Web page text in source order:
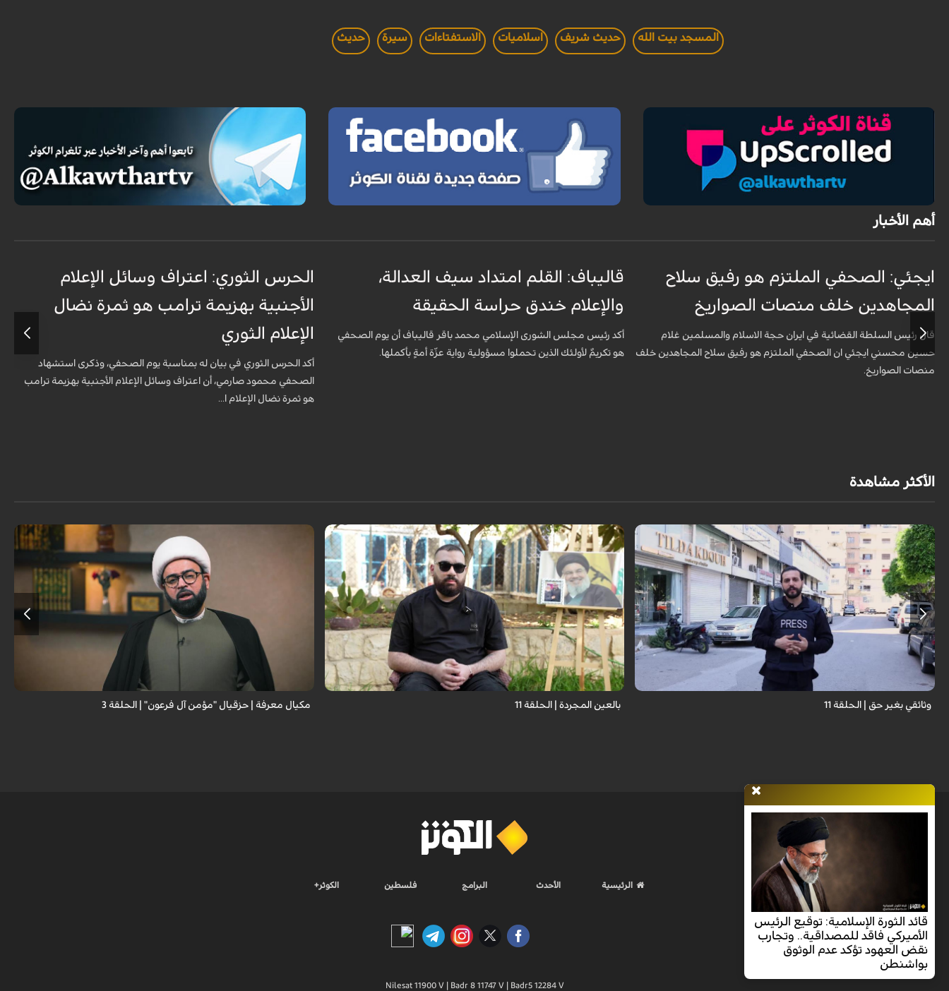
المسجد بيت الله حديث شريف اسلاميات الاستفتاءات سيرة حديث
أهم الأخبار
ايجئي: الصحفي الملتزم هو رفيق سلاح
المجاهدين خلف منصات الصواريخ
قال رئيس السلطة القضائية في ايران حجة الاسلام والمسلمين غلام
حسين محسني ايجئي ان الصحفي الملتزم هو رفيق سلاح المجاهدين خلف
منصات الصواريخ.
قاليباف: القلم امتداد سيف العدالة،
والإعلام خندق حراسة الحقيقة
أكد رئيس مجلس الشورى الإسلامي محمد باقر قاليباف أن يوم الصحفي
هو تكريمٌ لأولئك الذين تحملوا مسؤولية رواية عزّة أمةٍ بأكملها.
الحرس الثوري: اعتراف وسائل الإعلام
الأجنبية بهزيمة ترامب هو ثمرة نضال
الإعلام الثوري
أكد الحرس الثوري في بيان له بمناسبة يوم الصحفي، وذكرى استشهاد
الصحفي محمود صارمي، أن اعتراف وسائل الإعلام الأجنبية بهزيمة ترامب
هو ثمرة نضال الإعلام ا...
الأكثر مشاهدة
وثائقي بغير حق | الحلقة 11
برنامج "بالعين المجردة" هو توثيق إنسانيٌّ شجاعٌ للحياة تحت وطأة الحرب، حيث
نستمع فيه إلى شهاداتٍ حيّةٍ لأشخاص عايشوا التفجيرات والدمار، فنرى بعيونهم
ت...
بالعين المجردة | الحلقة 11 مكيال معرفة | حزقيال "مؤمن آل فرعون" | الحلقة 3
قائد الثورة الإسلامية: توقيع الرئيس
الأميركي فاقد للمصداقية.. وتجارب
نقض العهود تؤكد عدم الوثوق
بواشنطن
الرئيسية الأحدث البرامج فلسطين الكوثر+
Nilesat 11900 V | Badr 8 11747 V | Badr5 12284 V